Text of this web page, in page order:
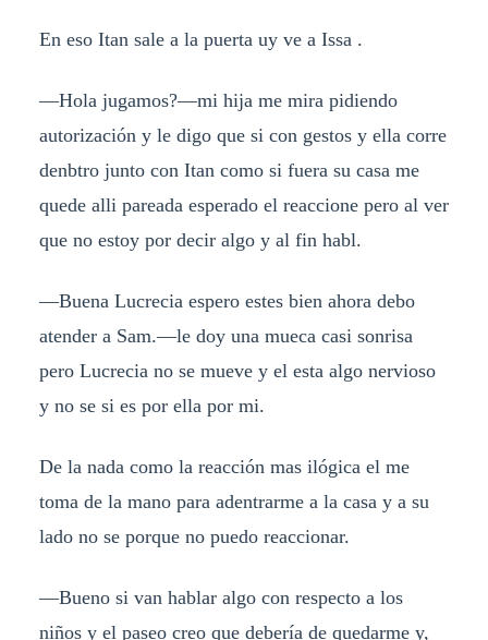
En eso Itan sale a la puerta uy ve a Issa .
—Hola jugamos?—mi hija me mira pidiendo
autorización y le digo que si con gestos y ella corre
denbtro junto con Itan como si fuera su casa me
quede alli pareada esperado el reaccione pero al ver
que no estoy por decir algo y al fin habl.
—Buena Lucrecia espero estes bien ahora debo
atender a Sam.—le doy una mueca casi sonrisa
pero Lucrecia no se mueve y el esta algo nervioso
y no se si es por ella por mi.
De la nada como la reacción mas ilógica el me
toma de la mano para adentrarme a la casa y a su
lado no se porque no puedo reaccionar.
—Bueno si van hablar algo con respecto a los
niños y el paseo creo que debería de quedarme y,